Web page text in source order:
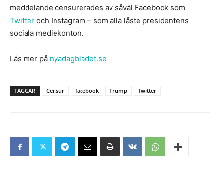
meddelande censurerades av såväl Facebook som
Twitter och Instagram – som alla låste presidentens
sociala mediekonton.
Läs mer på nyadagbladet.se
TAGGAR Censur facebook Trump Twitter